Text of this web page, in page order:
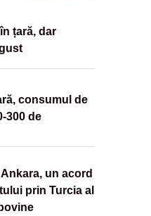
țară, dar
consumul de
300 de
un acord
prin Turcia al